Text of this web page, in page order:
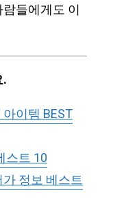
들에게도 이
이템 BEST
스트 10
정보 베스트